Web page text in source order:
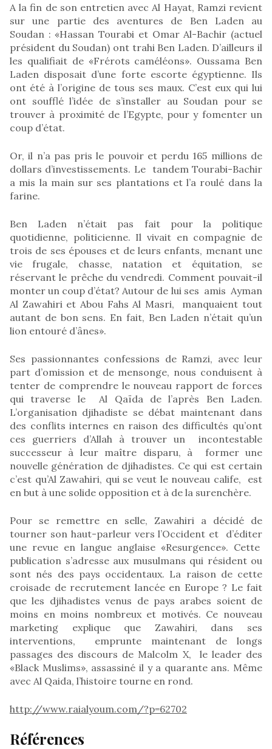
A la fin de son entretien avec Al Hayat, Ramzi revient
sur une partie des aventures de Ben Laden au
Soudan : «Hassan Tourabi et Omar Al-Bachir (actuel
président du Soudan) ont trahi Ben Laden. D’ailleurs il
les qualifiait de «Frérots caméléons». Oussama Ben
Laden disposait d’une forte escorte égyptienne. Ils
ont été à l’origine de tous ses maux. C’est eux qui lui
ont soufflé l’idée de s’installer au Soudan pour se
trouver à proximité de l’Egypte, pour y fomenter un
coup d’état.
Or, il n’a pas pris le pouvoir et perdu 165 millions de
dollars d’investissements. Le tandem Tourabi-Bachir
a mis la main sur ses plantations et l’a roulé dans la
farine.
Ben Laden n’était pas fait pour la politique
quotidienne, politicienne. Il vivait en compagnie de
trois de ses épouses et de leurs enfants, menant une
vie frugale, chasse, natation et équitation, se
réservant le prêche du vendredi. Comment pouvait-il
monter un coup d’état? Autour de lui ses amis Ayman
Al Zawahiri et Abou Fahs Al Masri, manquaient tout
autant de bon sens. En fait, Ben Laden n’était qu’un
lion entouré d’ânes».
Ses passionnantes confessions de Ramzi, avec leur
part d’omission et de mensonge, nous conduisent à
tenter de comprendre le nouveau rapport de forces
qui traverse le Al Qaïda de l’après Ben Laden.
L’organisation djihadiste se débat maintenant dans
des conflits internes en raison des difficultés qu’ont
ces guerriers d’Allah à trouver un incontestable
successeur à leur maître disparu, à former une
nouvelle génération de djihadistes. Ce qui est certain
c’est qu’Al Zawahiri, qui se veut le nouveau calife, est
en but à une solide opposition et à de la surenchère.
Pour se remettre en selle, Zawahiri a décidé de
tourner son haut-parleur vers l’Occident et d’éditer
une revue en langue anglaise «Resurgence». Cette
publication s’adresse aux musulmans qui résident ou
sont nés des pays occidentaux. La raison de cette
croisade de recrutement lancée en Europe ? Le fait
que les djihadistes venus de pays arabes soient de
moins en moins nombreux et motivés. Ce nouveau
marketing explique que Zawahiri, dans ses
interventions, emprunte maintenant de longs
passages des discours de Malcolm X, le leader des
«Black Muslims», assassiné il y a quarante ans. Même
avec Al Qaida, l’histoire tourne en rond.
http://www.raialyoum.com/?p=62702
Références